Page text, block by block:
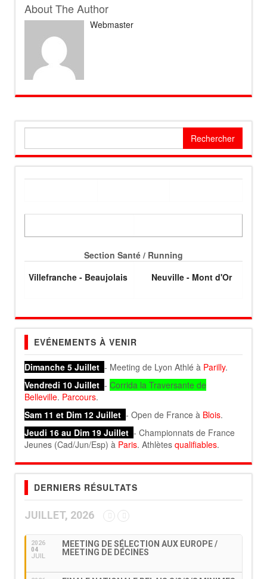
About The Author
Webmaster
Section Santé / Running
Villefranche - Beaujolais
Neuville - Mont d'Or
EVÉNEMENTS À VENIR
Dimanche 5 Juillet - Meeting de Lyon Athlé à Parilly.
Vendredi 10 Juillet - Corrida la Traversante de
Belleville. Parcours.
Sam 11 et Dim 12 Juillet - Open de France à Blois.
Jeudi 16 au Dim 19 Juillet - Championnats de France
Jeunes (Cad/Jun/Esp) à Paris. Athlètes qualifiables.
DERNIERS RÉSULTATS
JUILLET, 2026
2026
04
JUIL
MEETING DE SÉLECTION AUX EUROPE /
MEETING DE DÉCINES